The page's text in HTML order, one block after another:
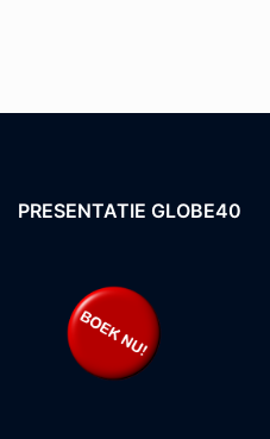
PRESENTATIE GLOBE40